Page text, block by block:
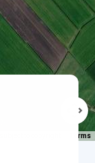
to copyright Terms